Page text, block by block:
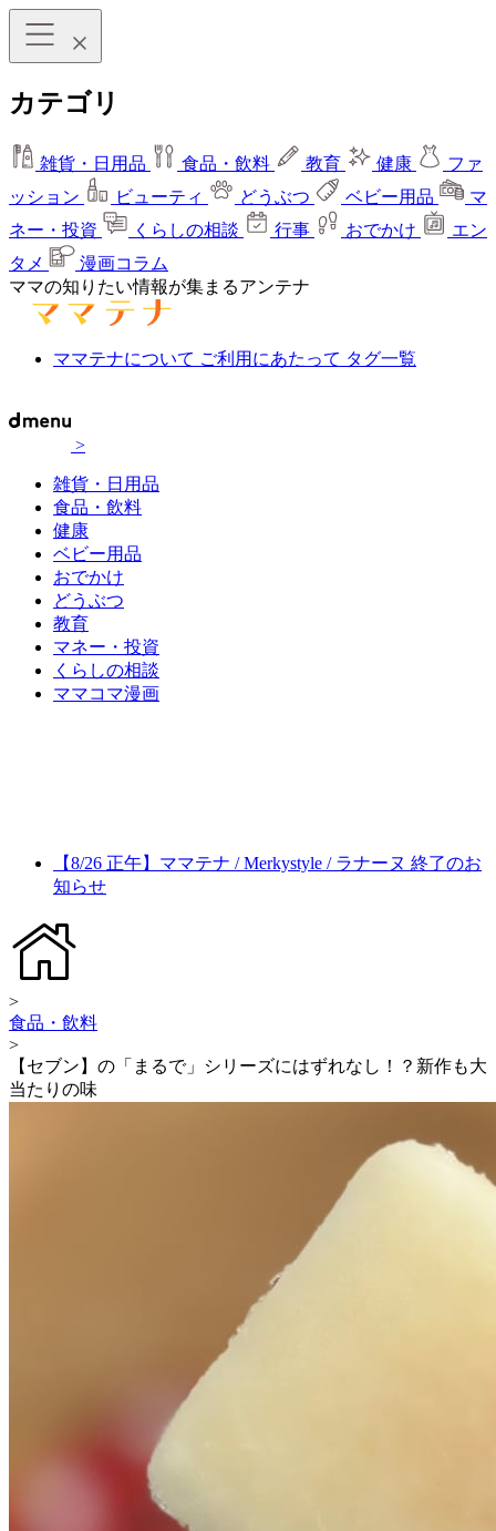
カテゴリ
雑貨・日用品 食品・飲料 教育 健康
ファ
ッション
ビューティ どうぶつ ベビー用品
マ
ネー・投資
くらしの相談 行事 おでかけ
エン
タメ
漫画コラム
ママの知りたい情報が集まるアンテナ
ママテナについて ご利用にあたって タグ一覧
>
雑貨・日用品
食品・飲料
健康
ベビー用品
おでかけ
どうぶつ
教育
マネー・投資
くらしの相談
ママコマ漫画
【8/26 正午】ママテナ / Merkystyle / ラナーヌ 終了のお
知らせ
>
食品・飲料
>
【セブン】の「まるで」シリーズにはずれなし！？新作も大
当たりの味